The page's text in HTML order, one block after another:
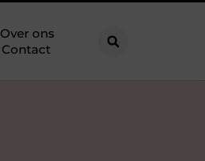
Over ons
Contact